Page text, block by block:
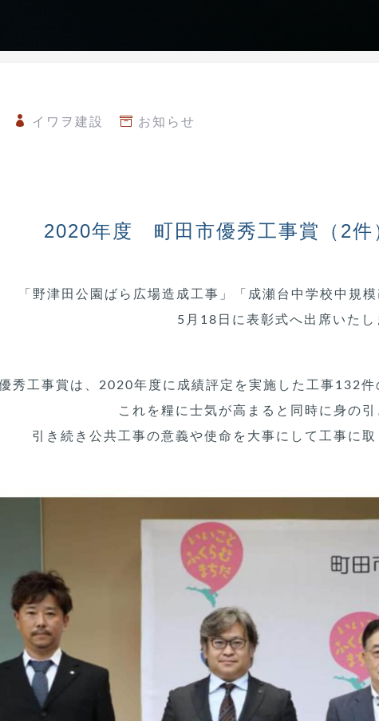
イワヲ建設 お知らせ
2020年度 町田市優秀工事賞（2件
「野津田公園ばら広場造成工事」「成瀬台中学校中規
5月18日に表彰式へ出席いたし
秀工事賞は、2020年度に成績評定を実施した工事132
これを糧に士気が高まると同時に身の引
引き続き公共工事の意義や使命を大事にして工事に